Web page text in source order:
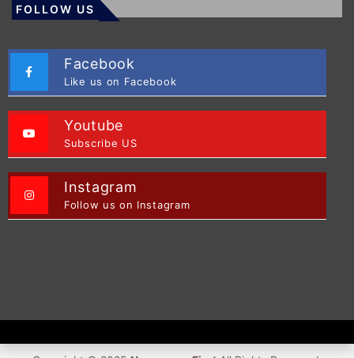
FOLLOW US
Facebook
Like us on Facebook
Youtube
Subscribe US
Instagram
Follow us on Instagram